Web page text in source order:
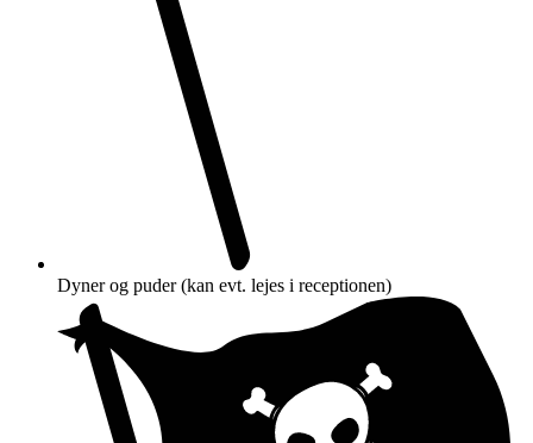
Dyner og puder (kan evt. lejes i receptionen)